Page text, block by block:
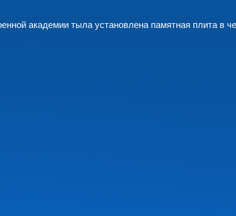
академии тыла установлена памятная плита в